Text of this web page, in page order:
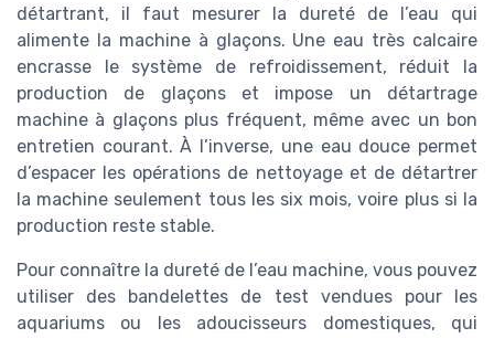
détartrant, il faut mesurer la dureté de l’eau qui
alimente la machine à glaçons. Une eau très calcaire
encrasse le système de refroidissement, réduit la
production de glaçons et impose un détartrage
machine à glaçons plus fréquent, même avec un bon
entretien courant. À l’inverse, une eau douce permet
d’espacer les opérations de nettoyage et de détartrer
la machine seulement tous les six mois, voire plus si la
production reste stable.
Pour connaître la dureté de l’eau machine, vous pouvez
utiliser des bandelettes de test vendues pour les
aquariums ou les adoucisseurs domestiques, qui